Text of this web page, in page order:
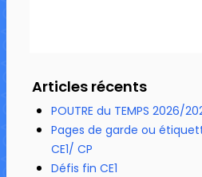
Articles récents
POUTRE du TEMPS 2026/
Pages de garde ou
CE1/ CP
Défis fin CE1